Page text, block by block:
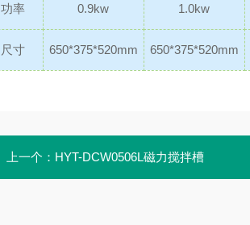
功率 0.9kw 1.0kw
尺寸 650*375*520mm 650*375*520mm
上一个： HYT-DCW0506L磁力搅拌槽